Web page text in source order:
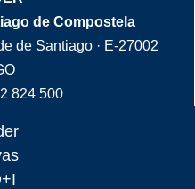
de Compostela
de Santiago · E-27002
824 500